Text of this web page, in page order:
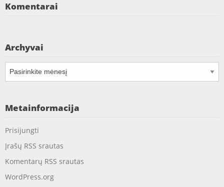
Komentarai
Archyvai
Archyvai
Metainformacija
Prisijungti
Įrašų RSS srautas
Komentarų RSS srautas
WordPress.org